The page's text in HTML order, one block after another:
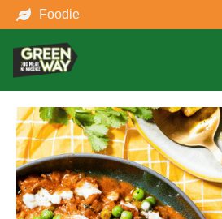
Foodie